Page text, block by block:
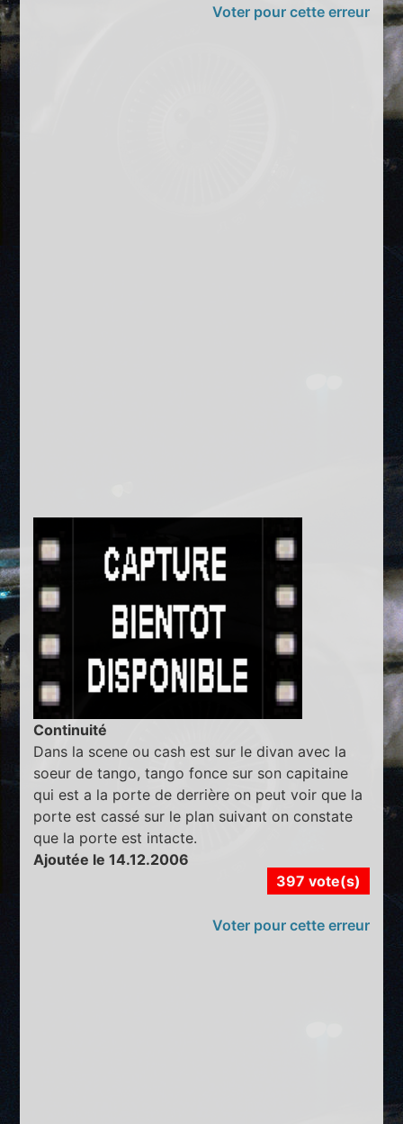
Voter pour cette erreur
Continuité
Dans la scene ou cash est sur le divan avec la
soeur de tango, tango fonce sur son capitaine
qui est a la porte de derrière on peut voir que la
porte est cassé sur le plan suivant on constate
que la porte est intacte.
Ajoutée le 14.12.2006
397 vote(s)
Voter pour cette erreur